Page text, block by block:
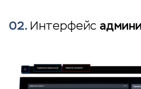
02. Интерфейс